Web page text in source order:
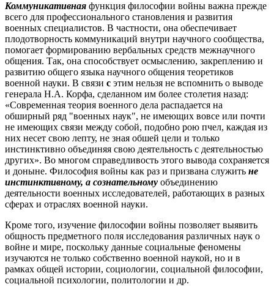
Коммуникативная функция философии войны важна прежде
всего для профессионального становления и развития
военных специалистов. В частности, она обеспечивает
плодотворность коммуникаций внутри научного сообщества,
помогает формированию вербальных средств межнаучного
общения. Так, она способствует осмыслению, закреплению и
развитию общего языка научного общения теоретиков
военной науки. В связи с этим нельзя не вспомнить о выводе
генерала Н.А. Корфа, сделанном им более столетия назад:
«Современная теория военного дела распадается на
обширный ряд "военных наук", не имеющих вовсе или почти
не имеющих связи между собой, подобно рою пчел, каждая из
них несет свою лепту, не зная обшей цели и только
инстинктивно объединяя свою деятельность с деятельностью
других». Во многом справедливость этого вывода сохраняется
и доныне. Философия войны как раз и призвана служить не
инстинктивному, а сознательному объединению
деятельности военных исследователей, работающих в разных
сферах и отраслях военной науки.
Кроме того, изучение философии войны позволяет выявить
общность предметного поля исследования различных наук о
войне и мире, поскольку данные социальные феномены
изучаются не только собственно военной наукой, но и в
рамках общей истории, социологии, социальной философии,
социальной психологии, политологии и др.